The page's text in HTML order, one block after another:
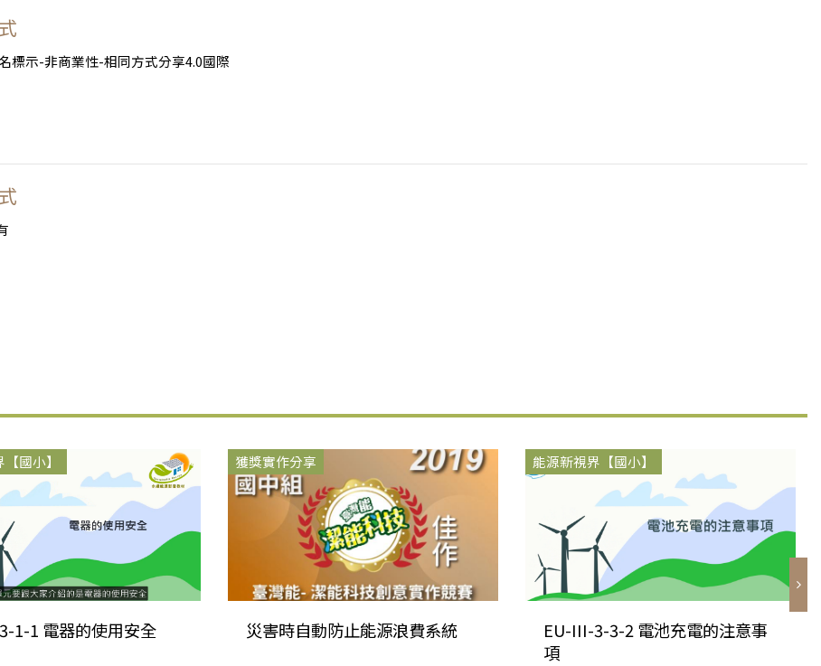
標示-非商業性-相同方式分享4.0國際
國小】
1-1 電器的使用安全
獲獎實作分享
災害時自動防止能源浪費系統
能源新視界【國小】
EU-III-3-3-2 電池充電的注意事
項